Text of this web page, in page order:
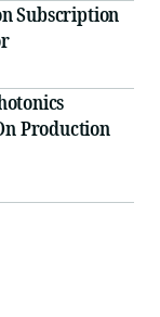
Subscription
Production